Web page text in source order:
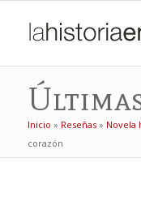
Inicio » Reseñas» Novela
corazón